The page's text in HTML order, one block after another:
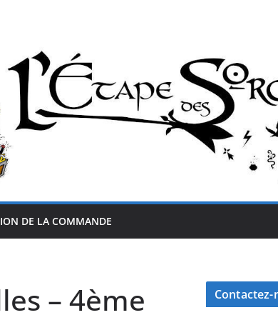
DE LA COMMANDE
– 4ème
Contactez-